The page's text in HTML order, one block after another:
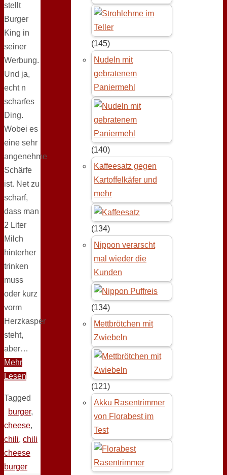
stellt
Burger
King in
seiner
Werbung.
Und ja,
echt n
scharfes
Ding.
Wobei es
eine sehr
angenehme
Schärfe
ist. Net zu
scharf,
dass man
2 Liter
Milch
hinterher
trinken
muss
oder kurz
vorm
Herzkasper
steht,
aber…
Mehr
Lesen
Tagged
burger,
cheese,
chili, chili
cheese
burger
(145)
Nudeln mit
gebratenem
Paniermehl
(140)
Kaffeesatz gegen
Kartoffelkäfer und
mehr
(134)
Nippon verarscht
mal wieder die
Kunden
(134)
Mettbrötchen mit
Zwiebeln
(121)
Akku Rasentrimmer
von Florabest im
Test